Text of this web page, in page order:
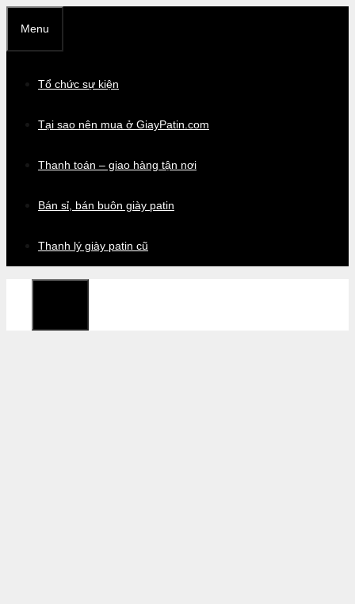
đến
nội
Menu
Tổ chức sự kiện
Tại sao nên mua ở GiayPatin.com
Thanh toán – giao hàng tận nơi
Bán sỉ, bán buôn giày patin
Thanh lý giày patin cũ